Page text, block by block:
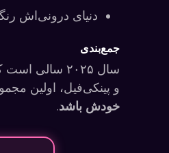
دنیای درونی‌اش
جمع‌بندی
سال ۲۰۲۵ سالی است که انیمیشن تعامل‌پذیر و شخصی‌سازی‌شده تبدیل به یک جریان بزرگ شده.
و پینکی‌فیل، اولین
خودش باشد.